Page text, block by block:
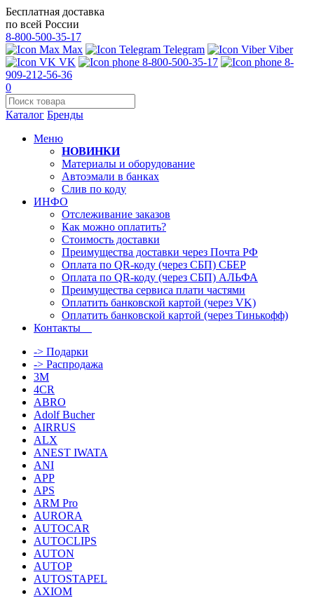
Бесплатная доставка
по всей России
8-800-500-35-17
Max
Telegram
Viber
VK
8-800-500-35-17
8-
909-212-56-36
0
Каталог Бренды
Меню
НОВИНКИ
Материалы и оборудование
Автоэмали в банках
Слив по коду
ИНФО
Отслеживание заказов
Как можно оплатить?
Стоимость доставки
Преимущества доставки через Почта РФ
Оплата по QR-коду (через СБП) СБЕР
Оплата по QR-коду (через СБП) АЛЬФА
Преимущества сервиса плати частями
Оплатить банковской картой (через VK)
Оплатить банковской картой (через Тинькофф)
Контакты
-> Подарки
-> Распродажа
3M
4CR
ABRO
Adolf Bucher
AIRRUS
ALX
ANEST IWATA
ANI
APP
APS
ARM Pro
AURORA
AUTOCAR
AUTOCLIPS
AUTON
AUTOP
AUTOSTAPEL
AXIOM